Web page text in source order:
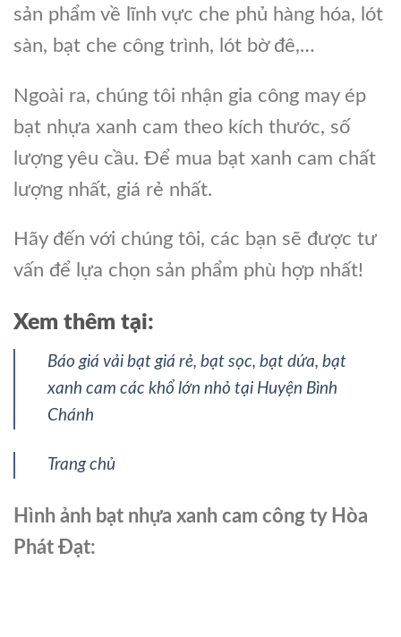
sản phẩm về lĩnh vực che phủ hàng hóa, lót
sàn, bạt che công trình, lót bờ đê,…
Ngoài ra, chúng tôi nhận gia công may ép
bạt nhựa xanh cam theo kích thước, số
lượng yêu cầu. Để mua bạt xanh cam chất
lượng nhất, giá rẻ nhất.
Hãy đến với chúng tôi, các bạn sẽ được tư
vấn để lựa chọn sản phẩm phù hợp nhất!
Xem thêm tại:
Báo giá vải bạt giá rẻ, bạt sọc, bạt dứa, bạt
xanh cam các khổ lớn nhỏ tại Huyện Bình
Chánh
Trang chủ
Hình ảnh bạt nhựa xanh cam công ty Hòa
Phát Đạt: